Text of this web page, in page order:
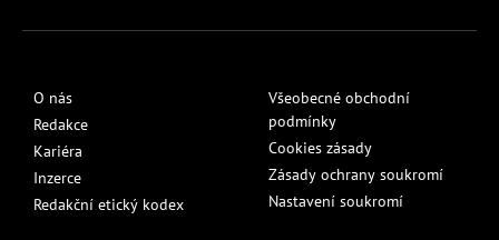
O nás
Redakce
Kariéra
Inzerce
Redakční etický kodex
Všeobecné obchodní
podmínky
Cookies zásady
Zásady ochrany soukromí
Nastavení soukromí